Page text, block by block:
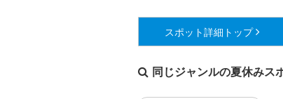
スポット詳細 トップ
同じジャンルの夏休みス